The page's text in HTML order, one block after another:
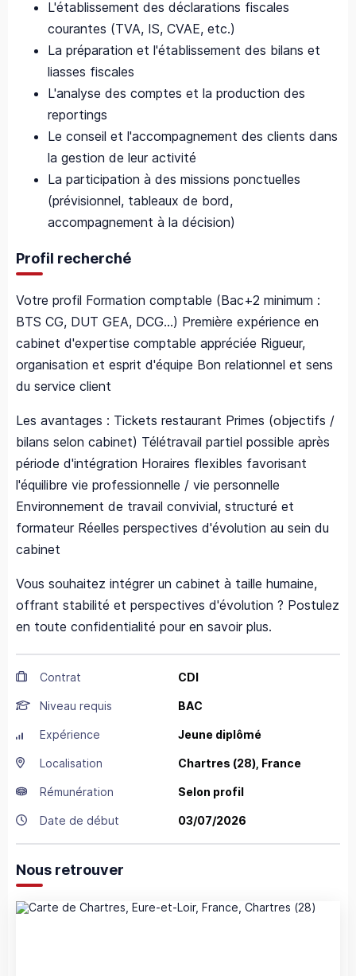
L'établissement des déclarations fiscales
courantes (TVA, IS, CVAE, etc.)
La préparation et l'établissement des bilans et
liasses fiscales
L'analyse des comptes et la production des
reportings
Le conseil et l'accompagnement des clients dans
la gestion de leur activité
La participation à des missions ponctuelles
(prévisionnel, tableaux de bord,
accompagnement à la décision)
Profil recherché
Votre profil Formation comptable (Bac+2 minimum :
BTS CG, DUT GEA, DCG…) Première expérience en
cabinet d'expertise comptable appréciée Rigueur,
organisation et esprit d'équipe Bon relationnel et sens
du service client
Les avantages : Tickets restaurant Primes (objectifs /
bilans selon cabinet) Télétravail partiel possible après
période d'intégration Horaires flexibles favorisant
l'équilibre vie professionnelle / vie personnelle
Environnement de travail convivial, structuré et
formateur Réelles perspectives d'évolution au sein du
cabinet
Vous souhaitez intégrer un cabinet à taille humaine,
offrant stabilité et perspectives d'évolution ? Postulez
en toute confidentialité pour en savoir plus.
Contrat CDI
Niveau requis BAC
Expérience Jeune diplômé
Localisation Chartres (28), France
Rémunération Selon profil
Date de début 03/07/2026
Nous retrouver